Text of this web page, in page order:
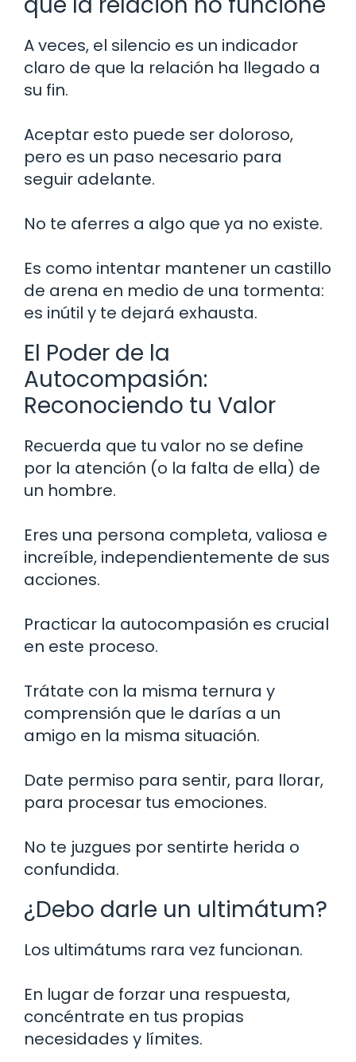
A veces, el silencio es un indicador
claro de que la relación ha llegado a
su fin.
Aceptar esto puede ser doloroso,
pero es un paso necesario para
seguir adelante.
No te aferres a algo que ya no existe.
Es como intentar mantener un castillo
de arena en medio de una tormenta:
es inútil y te dejará exhausta.
El Poder de la
Autocompasión:
Reconociendo tu Valor
Recuerda que tu valor no se define
por la atención (o la falta de ella) de
un hombre.
Eres una persona completa, valiosa e
increíble, independientemente de sus
acciones.
Practicar la autocompasión es crucial
en este proceso.
Trátate con la misma ternura y
comprensión que le darías a un
amigo en la misma situación.
Date permiso para sentir, para llorar,
para procesar tus emociones.
No te juzgues por sentirte herida o
confundida.
¿Debo darle un ultimátum?
Los ultimátums rara vez funcionan.
En lugar de forzar una respuesta,
concéntrate en tus propias
necesidades y límites.